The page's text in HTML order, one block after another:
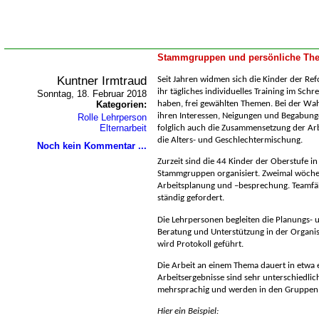
Stammgruppen und persönliche
Kuntner Irmtraud
Sonntag, 18. Februar 2018
Kategorien:
Rolle Lehrperson
Elternarbeit
Noch kein Kommentar ...
Seit Jahren widmen sich die Kinder der
ihr tägliches individuelles Training im
haben, frei gewählten Themen. Bei der
ihren Interessen, Neigungen und
folglich auch die Zusammensetzung der
die Alters- und Geschlechtermischung.
Zurzeit sind die 44 Kinder der Oberstufe
Stammgruppen organisiert. Zweimal
Arbeitsplanung und –besprechung.
ständig gefordert.
Die Lehrpersonen begleiten die Planungs-
Beratung und Unterstützung in der
wird Protokoll geführt.
Die Arbeit an einem Thema dauert in etwa
Arbeitsergebnisse sind sehr
mehrsprachig und werden in den
Hier ein Beispiel: